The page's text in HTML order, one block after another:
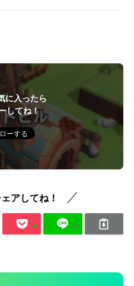
に入ったら
してね！
アしてね！